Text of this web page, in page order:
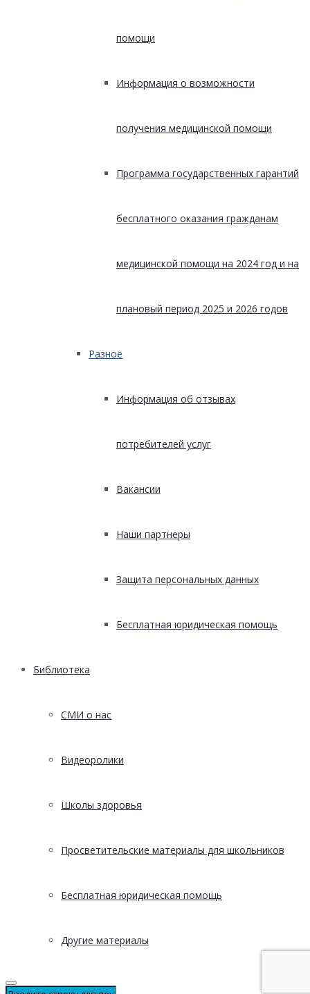
помощи
Информация о возможности
получения медицинской помощи
Программа государственных гарантий
бесплатного оказания гражданам
медицинской помощи на 2024 год и на
плановый период 2025 и 2026 годов
Разное
Информация об отзывах
потребителей услуг
Вакансии
Наши партнеры
Защита персональных данных
Бесплатная юридическая помощь
Библиотека
СМИ о нас
Видеоролики
Школы здоровья
Просветительские материалы для школьников
Бесплатная юридическая помощь
Другие материалы